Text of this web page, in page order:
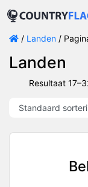
/ Landen /
Landen
Resultaat